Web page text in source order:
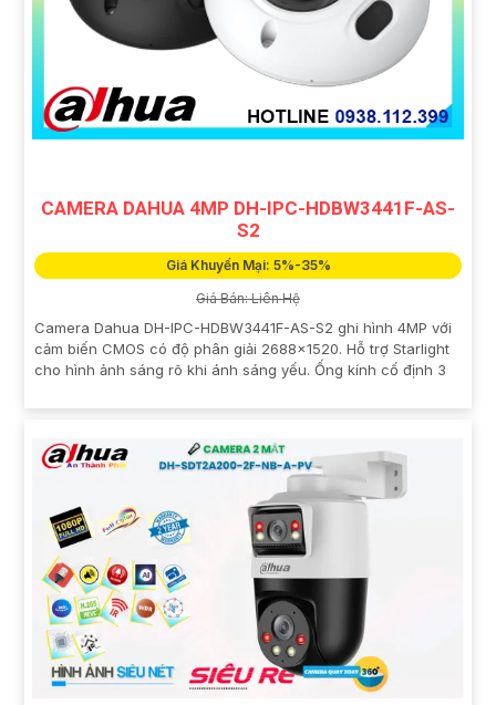
CAMERA DAHUA 4MP DH-IPC-HDBW3441F-AS-
S2
Giá Khuyến Mại: 5%-35%
Giá Bán: Liên Hệ
Camera Dahua DH-IPC-HDBW3441F-AS-S2 ghi hình 4MP với
cảm biến CMOS có độ phân giải 2688×1520. Hỗ trợ Starlight
cho hình ảnh sáng rõ khi ánh sáng yếu. Ống kính cố định 3